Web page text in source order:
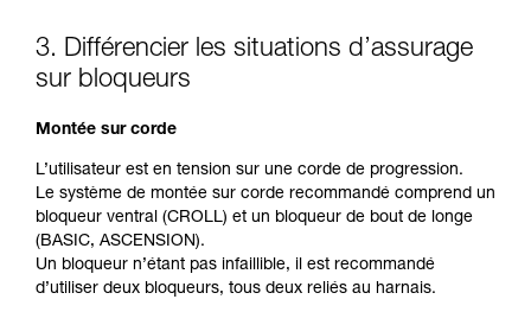
3. Différencier les situations d’assurage
sur bloqueurs
Montée sur corde
L’utilisateur est en tension sur une corde de progression.
Le système de montée sur corde recommandé comprend un
bloqueur ventral (CROLL) et un bloqueur de bout de longe
(BASIC, ASCENSION).
Un bloqueur n’étant pas infaillible, il est recommandé
d’utiliser deux bloqueurs, tous deux reliés au harnais.